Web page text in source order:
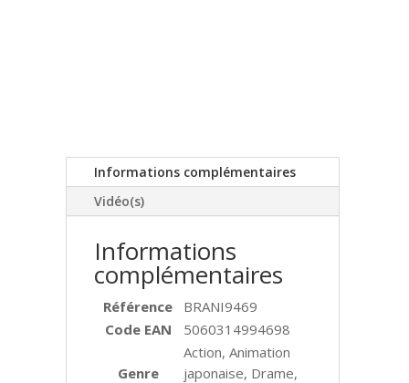
Informations complémentaires
Vidéo(s)
Informations
complémentaires
Référence
BRANI9469
Code EAN
5060314994698
Genre
Action, Animation
japonaise, Drame,